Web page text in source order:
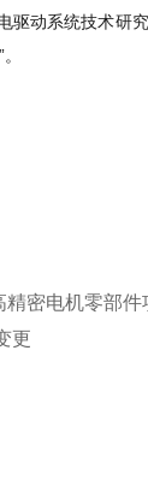
驱动系统技术研
精密电机零部件
更